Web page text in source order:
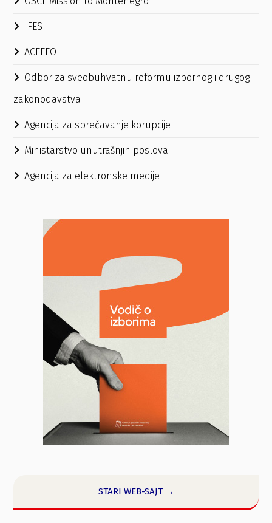
IFES
ACEEEO
Odbor za sveobuhvatnu reformu izbornog i drugog
zakonodavstva
Agencija za sprečavanje korupcije
Ministarstvo unutrašnjih poslova
Agencija za elektronske medije
STARI WEB-SAJT →